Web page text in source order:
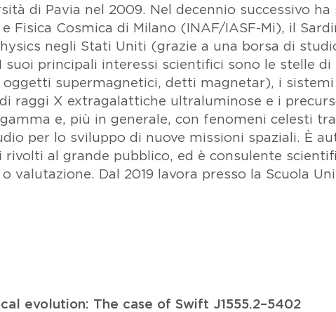
di Pavia nel 2009. Nel decennio successivo
Fisica Cosmica di Milano (INAF/IASF-Mi), il
negli Stati Uniti (grazie a una borsa di
suoi principali interessi scientifici sono le stelle
supermagnetici, detti magnetar), i
raggi X extragalattiche ultraluminose e i
e, più in generale, con fenomeni celesti
per lo sviluppo di nuove missioni spaziali. È
al grande pubblico, ed è consulente
valutazione. Dal 2019 lavora presso la Scuola
evolution: The case of Swift J1555.2–5402